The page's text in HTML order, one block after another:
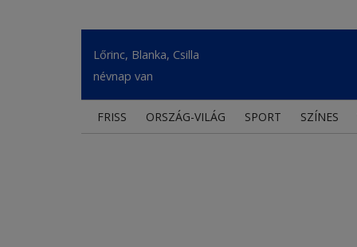
Lőrinc, Blanka, Csilla
névnap van
FRISS ORSZÁG-VILÁG SPORT SZÍNES